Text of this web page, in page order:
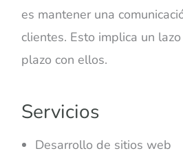
es mantener una
clientes. Esto implica un
plazo con ellos.
Servicios
Desarrollo de sitios web